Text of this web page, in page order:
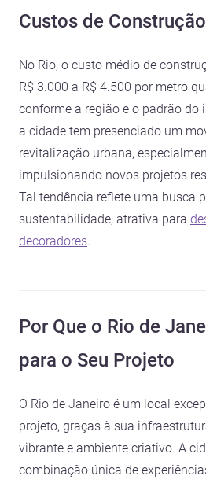
Custos de
No Rio, o custo médio de
R$ 3.000 a R$ 4.500 por metro
conforme a região e o padrão do
a cidade tem presenciado um
revitalização urbana,
impulsionando novos projetos
Tal tendência reflete uma busca
sustentabilidade, atrativa para
decoradores.
Por Que o Rio de
para o Seu Projeto
O Rio de Janeiro é um local
projeto, graças à sua
vibrante e ambiente criativo. A
combinação única de